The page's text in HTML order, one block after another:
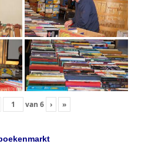
van 6 › »